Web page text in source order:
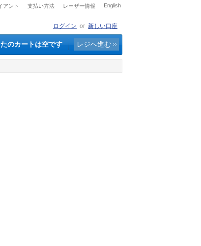
アント 支払い方法 レーザー情報 English
ログイン or 新しい口座
のカートは空です レジへ進む